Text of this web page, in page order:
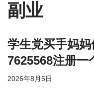
副业
学生党买手妈
7625568注册一
2026年8月5日